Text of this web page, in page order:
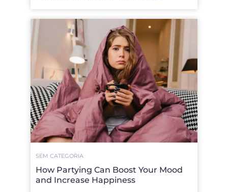
SEM CATEGORIA
How Partying Can Boost Your Mood
and Increase Happiness